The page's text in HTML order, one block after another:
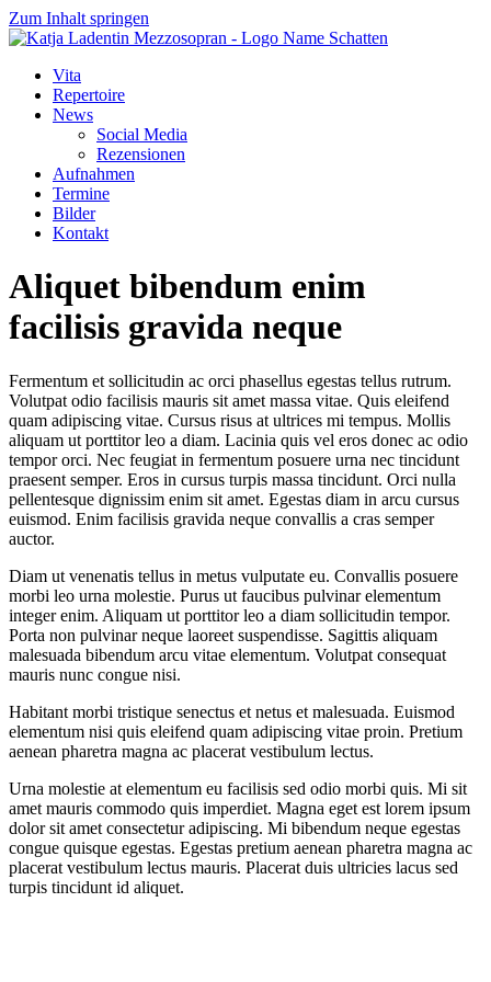
Zum Inhalt springen
Vita
Repertoire
News
Social Media
Rezensionen
Aufnahmen
Termine
Bilder
Kontakt
Aliquet bibendum enim
facilisis gravida neque
Fermentum et sollicitudin ac orci phasellus egestas tellus rutrum.
Volutpat odio facilisis mauris sit amet massa vitae. Quis eleifend
quam adipiscing vitae. Cursus risus at ultrices mi tempus. Mollis
aliquam ut porttitor leo a diam. Lacinia quis vel eros donec ac odio
tempor orci. Nec feugiat in fermentum posuere urna nec tincidunt
praesent semper. Eros in cursus turpis massa tincidunt. Orci nulla
pellentesque dignissim enim sit amet. Egestas diam in arcu cursus
euismod. Enim facilisis gravida neque convallis a cras semper
auctor.
Diam ut venenatis tellus in metus vulputate eu. Convallis posuere
morbi leo urna molestie. Purus ut faucibus pulvinar elementum
integer enim. Aliquam ut porttitor leo a diam sollicitudin tempor.
Porta non pulvinar neque laoreet suspendisse. Sagittis aliquam
malesuada bibendum arcu vitae elementum. Volutpat consequat
mauris nunc congue nisi.
Habitant morbi tristique senectus et netus et malesuada. Euismod
elementum nisi quis eleifend quam adipiscing vitae proin. Pretium
aenean pharetra magna ac placerat vestibulum lectus.
Urna molestie at elementum eu facilisis sed odio morbi quis. Mi sit
amet mauris commodo quis imperdiet. Magna eget est lorem ipsum
dolor sit amet consectetur adipiscing. Mi bibendum neque egestas
congue quisque egestas. Egestas pretium aenean pharetra magna ac
placerat vestibulum lectus mauris. Placerat duis ultricies lacus sed
turpis tincidunt id aliquet.